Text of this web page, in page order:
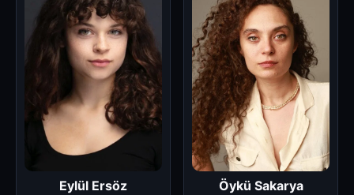
Eylül Ersöz Öykü Sakarya